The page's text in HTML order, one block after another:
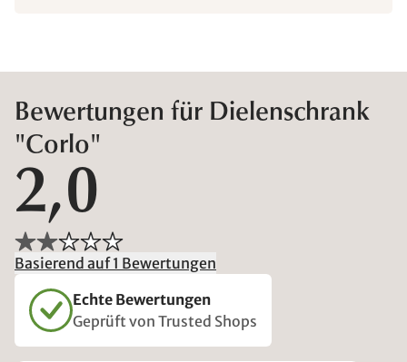
Bewertungen für Dielenschrank
"Corlo"
2,0
Basierend auf 1 Bewertungen
Echte Bewertungen
Geprüft von Trusted Shops